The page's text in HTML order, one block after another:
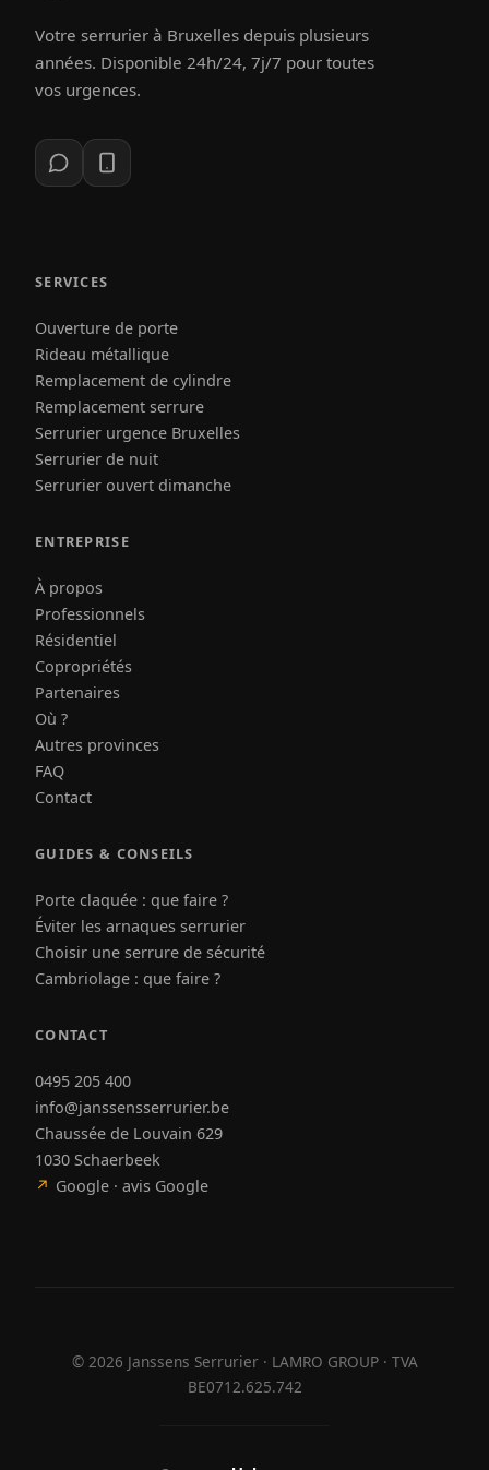
Votre serrurier à Bruxelles depuis plusieurs
années. Disponible 24h/24, 7j/7 pour toutes
vos urgences.
SERVICES
Ouverture de porte
Rideau métallique
Remplacement de cylindre
Remplacement serrure
Serrurier urgence Bruxelles
Serrurier de nuit
Serrurier ouvert dimanche
ENTREPRISE
À propos
Professionnels
Résidentiel
Copropriétés
Partenaires
Où ?
Autres provinces
FAQ
Contact
GUIDES & CONSEILS
Porte claquée : que faire ?
Éviter les arnaques serrurier
Choisir une serrure de sécurité
Cambriolage : que faire ?
CONTACT
0495 205 400
info@janssensserrurier.be
Chaussée de Louvain 629
1030 Schaerbeek
↗ Google · avis Google
© 2026 Janssens Serrurier · LAMRO GROUP · TVA
BE0712.625.742